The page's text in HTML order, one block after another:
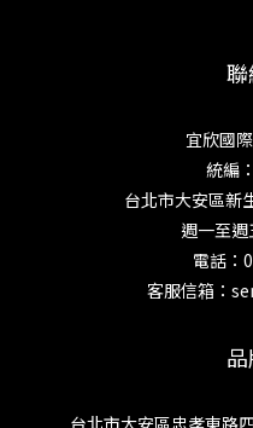
宜欣國
統編
台北市大安區新
週一至
電話：
客服信箱：
台北市大安區忠孝東路